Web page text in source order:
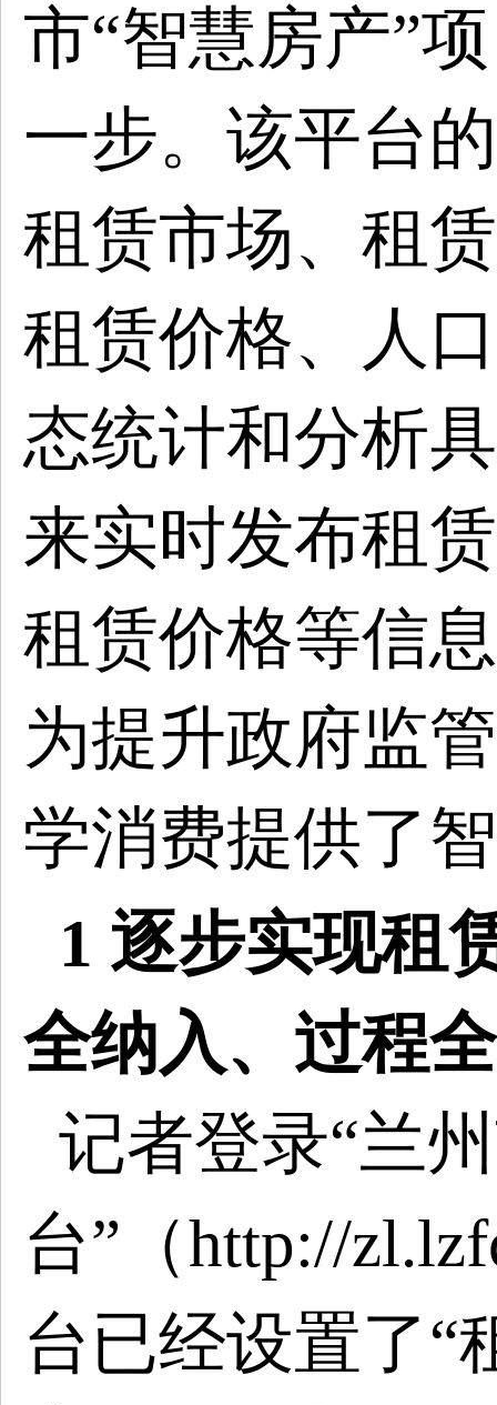
市“智慧房产”
一步。该平台
租赁市场、租
租赁价格、人
态统计和分析
来实时发布租
租赁价格等信
为提升政府监
学消费提供了
1 逐步实现租
全纳入、过程
记者登录“兰
台”（http://
台已经设置了“